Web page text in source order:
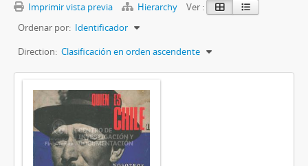
Imprimir vista previa Hierarchy
Ver :
Ordenar por: Identificador
Direction: Clasificación en orden ascendente